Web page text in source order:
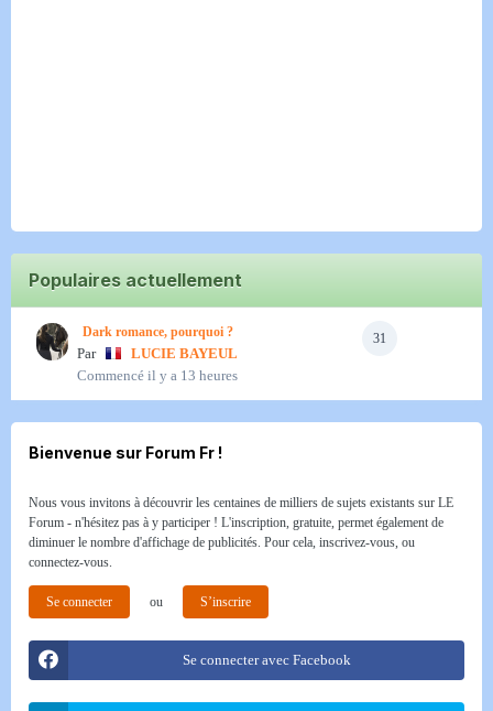
Populaires actuellement
31
Dark romance, pourquoi ?
Par
LUCIE BAYEUL
Commencé il y a 13 heures
Bienvenue sur Forum Fr !
Nous vous invitons à découvrir les centaines de milliers de sujets existants sur LE
Forum - n'hésitez pas à y participer ! L'inscription, gratuite, permet également de
diminuer le nombre d'affichage de publicités. Pour cela, inscrivez-vous, ou
connectez-vous.
Se connecter ou S’inscrire
Se connecter avec Facebook